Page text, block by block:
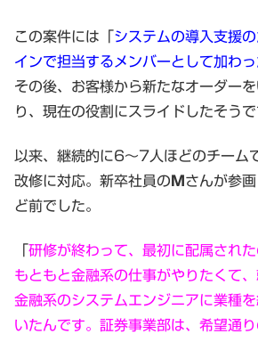
この案件には「システムの導入支援
インで担当するメンバーとして加わっ
その後、お客様から新たなオーダー
り、現在の役割にスライドしたそうで
以来、継続的に6～7人ほどのチーム
改修に対応。新卒社員の Ｍ さんが参
ど前でした。
研修が終わって、最初に配属された
もともと金融系の仕事がやりたくて
金融系のシステムエンジニアに業種
いたんです。証券事業部は、希望通